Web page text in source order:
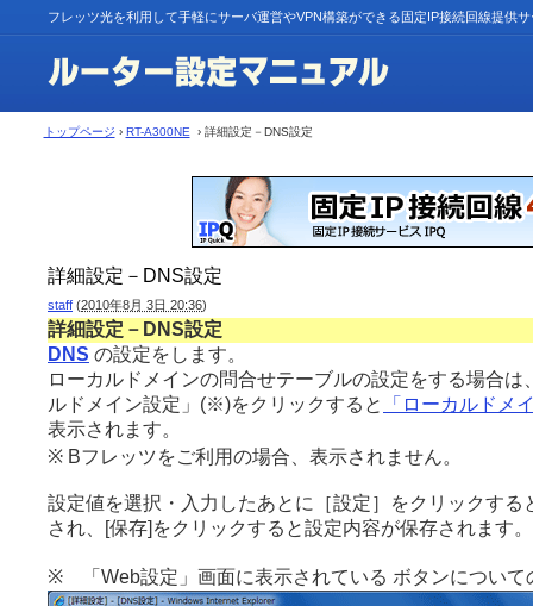
フレッツ光を利用して手軽にサーバ運営やVPN構築ができる固定IP接続回線提供
トップページ › RT-A300NE › 詳細設定－DNS設定
詳細設定－DNS設定
staff (2010年8月 3日 20:36)
詳細設定－DNS設定
DNS の設定をします。
ローカルドメインの問合せテーブルの設定をする場合は
ルドメイン設定」(※)をクリックすると
「ローカルドメ
表示されます。
※ Bフレッツをご利用の場合、表示されません。
設定値を選択・入力したあとに［設定］をクリックする
され、[保存]をクリックすると設定内容が保存されます。
※ 「Web設定」画面に表示されている ボタンについて